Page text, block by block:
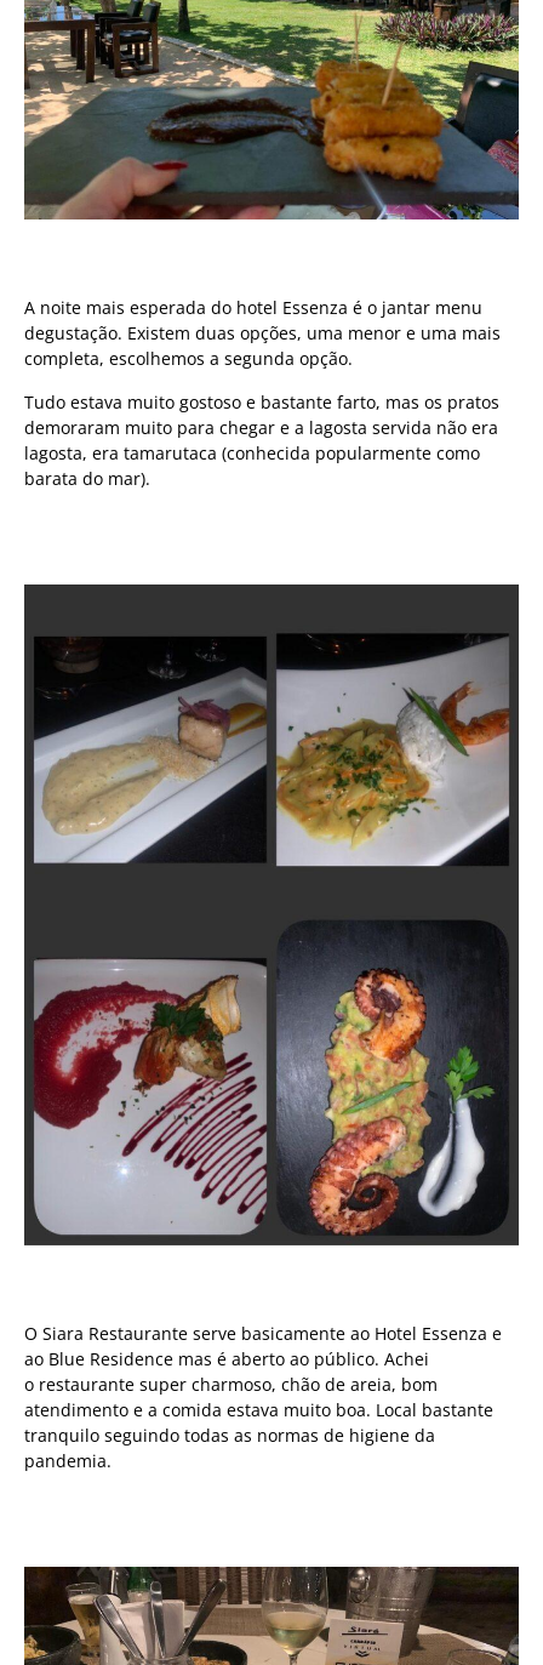
A noite mais esperada do hotel Essenza é o jantar menu
degustação. Existem duas opções, uma menor e uma mais
completa, escolhemos a segunda opção.
Tudo estava muito gostoso e bastante farto, mas os pratos
demoraram muito para chegar e a lagosta servida não era
lagosta, era tamarutaca (conhecida popularmente como
barata do mar).
O Siara Restaurante serve basicamente ao Hotel Essenza e
ao Blue Residence mas é aberto ao público. Achei
o restaurante super charmoso, chão de areia, bom
atendimento e a comida estava muito boa. Local bastante
tranquilo seguindo todas as normas de higiene da
pandemia.